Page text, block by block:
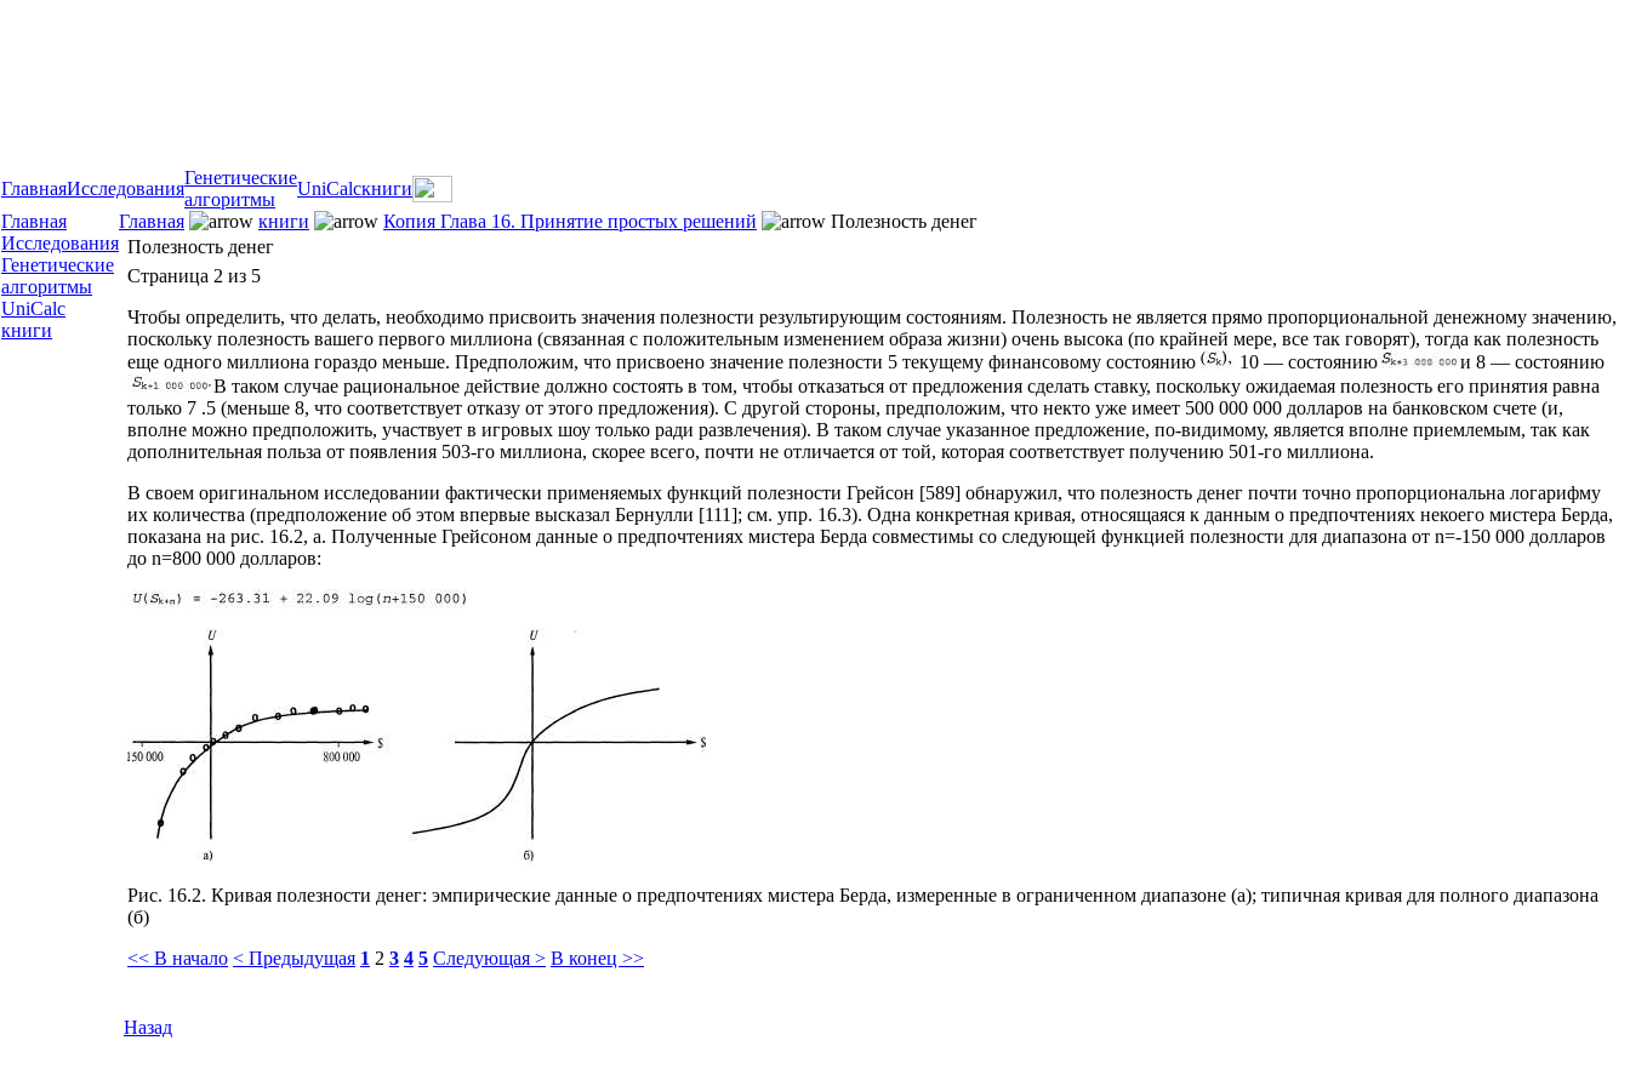
ГлавнаяИсследования
Генетические
алгоритмы
UniCalcкниги
Главная
Исследования
Генетические
алгоритмы
UniCalc
книги
Главная книги Копия Глава 16. Принятие простых решений
Полезность денег
Полезность денег
Страница 2 из 5
Чтобы определить, что делать, необходимо присвоить значения полезности результирующим состояниям. Полезность не является прямо пропорциональной денежному значению,
поскольку полезность вашего первого миллиона (связанная с положительным изменением образа жизни) очень высока (по крайней мере, все так говорят), тогда как полезность
еще одного миллиона гораздо меньше. Предположим, что присвоено значение полезности 5 текущему финансовому состоянию
10 — состоянию
и 8 — состоянию
В таком случае рациональное действие должно состоять в том, чтобы отказаться от предложения сделать ставку, поскольку ожидаемая полезность его принятия равна
только 7 .5 (меньше 8, что соответствует отказу от этого предложения). С другой стороны, предположим, что некто уже имеет 500 000 000 долларов на банковском счете (и,
вполне можно предположить, участвует в игровых шоу только ради развлечения). В таком случае указанное предложение, по-видимому, является вполне приемлемым, так как
дополнительная польза от появления 503-го миллиона, скорее всего, почти не отличается от той, которая соответствует получению 501-го миллиона.
В своем оригинальном исследовании фактически применяемых функций полезности Грейсон [589] обнаружил, что полезность денег почти точно пропорциональна логарифму
их количества (предположение об этом впервые высказал Бернулли [111]; см. упр. 16.3). Одна конкретная кривая, относящаяся к данным о предпочтениях некоего мистера Берда,
показана на рис. 16.2, а. Полученные Грейсоном данные о предпочтениях мистера Берда совместимы со следующей функцией полезности для диапазона от n=-150 000 долларов
до n=800 000 долларов:
Рис. 16.2. Кривая полезности денег: эмпирические данные о предпочтениях мистера Берда, измеренные в ограниченном диапазоне (а); типичная кривая для полного диапазона
(б)
<< В начало < Предыдущая 1 2 3 4 5 Следующая > В конец >>
Назад